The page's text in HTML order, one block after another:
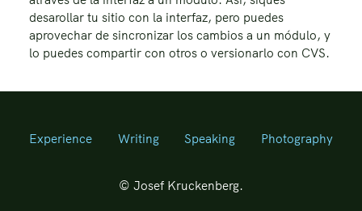
desarollar tu sitio con la interfaz, pero puedes
aprovechar de sincronizar los cambios a un módulo, y
lo puedes compartir con otros o versionarlo con CVS.
Experience Writing Speaking Photography
© Josef Kruckenberg.